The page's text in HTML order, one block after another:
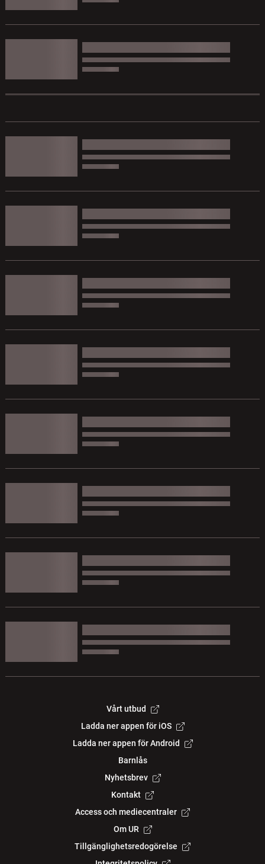
Vårt utbud
Ladda ner appen för iOS
Ladda ner appen för Android
Barnlås
Nyhetsbrev
Kontakt
Access och mediecentraler
Om UR
Tillgänglighetsredogörelse